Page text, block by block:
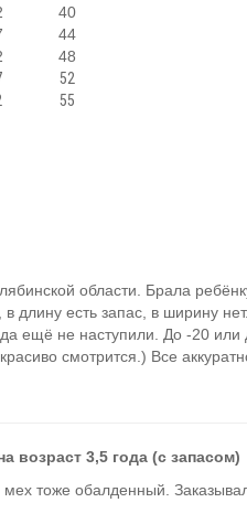
40
44
48
52
55
области. Брала
длину есть запас, в ширину
ещё не наступили. До -20
смотрится.) Все
возраст 3,5 года (с запасом)
тоже обалденный.